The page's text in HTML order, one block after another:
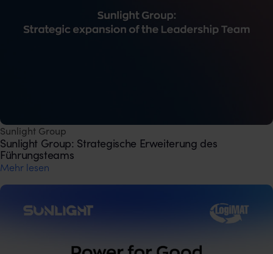
Sunlight Group
Sunlight Group: Strategische Erweiterung des
Führungsteams
Mehr lesen